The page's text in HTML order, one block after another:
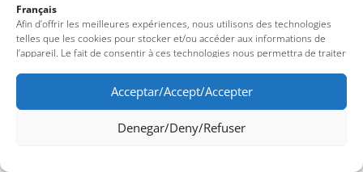
Français
Afin d’offrir les meilleures expériences, nous utilisons des technologies
telles que les cookies pour stocker et/ou accéder aux informations de
l’appareil. Le fait de consentir à ces technologies nous permettra de traiter
uniques sur ce site. Le fait de ne pas consentir ou de retirer son
consentement peut avoir un effet négatif sur certaines fonctionnalités et
caractéristiques du site.
Acceptar/Accept/Accepter
Denegar/Deny/Refuser